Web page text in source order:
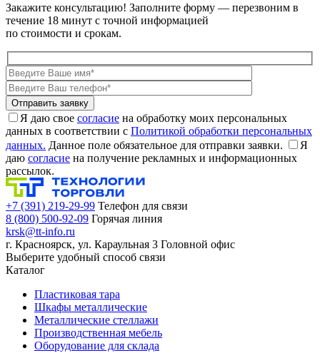
Закажите консультацию! Заполните форму — перезвоним в
течение 18 минут с точной информацией
по стоимости и срокам.
Я даю свое согласие на обработку моих персональных
данных в соответствии с Политикой обработки персональных
данных. Данное поле обязательное для отправки заявки.
Я
даю согласие на получение рекламных и информационных
рассылок.
+7 (391) 219-29-99 Телефон для связи
8 (800) 500-92-09 Горячая линия
krsk@tt-info.ru
г. Красноярск, ул. Караульная 3 Головной офис
Выберите удобный способ связи
Каталог
Пластиковая тара
Шкафы металлические
Металлические стеллажи
Производственная мебель
Оборудование для склада